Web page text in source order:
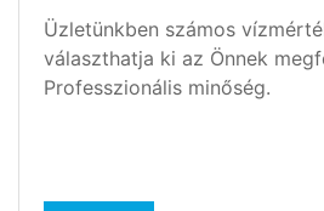
Üzletünkben számos
választhatja ki az Önnek
Professzionális minőség.